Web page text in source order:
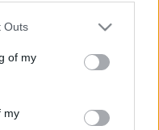
Outs
of my
my